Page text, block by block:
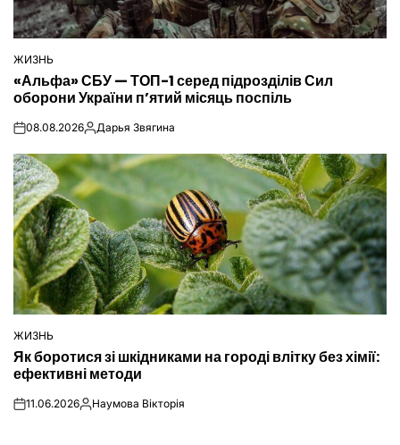
ОПУБЛІКУВАТИ
У
ЖИЗНЬ
«Альфа» СБУ — ТОП-1 серед підрозділів Сил
оборони України п’ятий місяць поспіль
on08.08.2026Опубліковано
Дарья Звягина
ОПУБЛІКУВАТИ
У
ЖИЗНЬ
Як боротися зі шкідниками на городі влітку без хімії:
ефективні методи
on11.06.2026Опубліковано
Наумова Вікторія